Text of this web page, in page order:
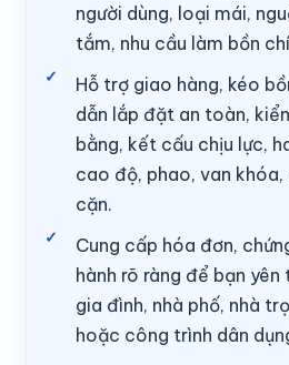
người dùng, loại mái,
tắm, nhu cầu làm bồn
Hỗ trợ giao hàng, kéo
dẫn lắp đặt an toàn,
bằng, kết cấu chịu lực,
cao độ, phao, van
cặn.
Cung cấp hóa đơn,
hành rõ ràng để bạn
gia đình, nhà phố, nhà
hoặc công trình dân